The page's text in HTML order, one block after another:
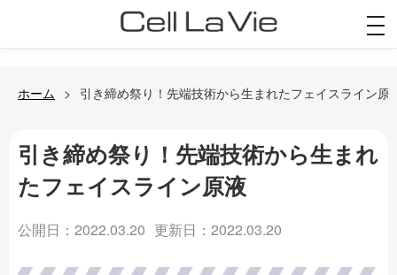
ホーム 引き締め祭り！先端技術から生まれたフェイスライン原
引き締め祭り！先端技術から生まれ
たフェイスライン原液
公開日：2022.03.20 更新日：2022.03.20